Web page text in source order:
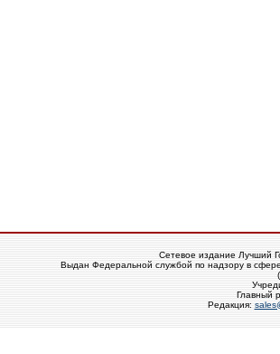
Сетевое издание Лучший
Выдан Федеральной службой по надзору в
Главный
Редакция: